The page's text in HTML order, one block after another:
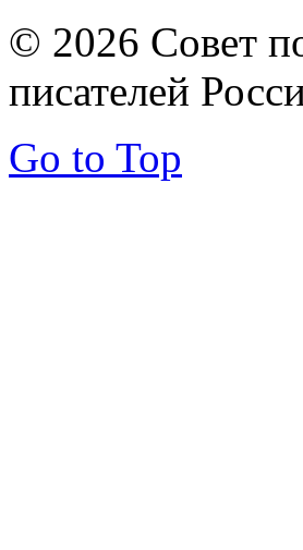
© 2026 Совет
писателей
Go to Top